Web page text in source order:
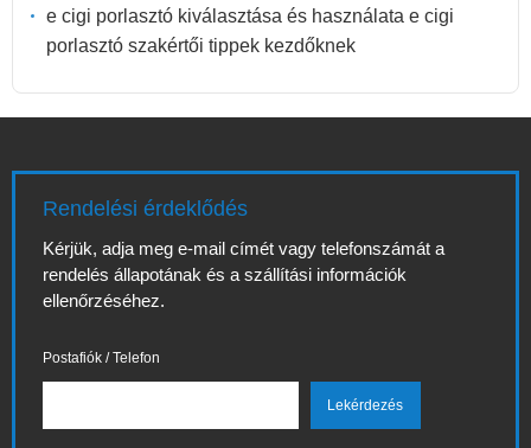
e cigi porlasztó kiválasztása és használata e cigi
porlasztó szakértői tippek kezdőknek
Rendelési érdeklődés
Kérjük, adja meg e-mail címét vagy telefonszámát a
rendelés állapotának és a szállítási információk
ellenőrzéséhez.
Postafiók / Telefon